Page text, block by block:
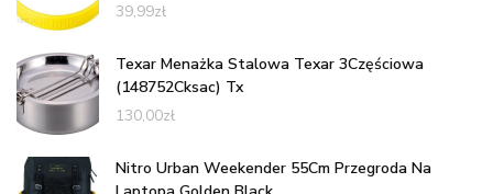
39,99zł
Texar Menażka Stalowa Texar 3Częściowa
(148752Cksac) Tx
130,00zł
Nitro Urban Weekender 55Cm Przegroda Na